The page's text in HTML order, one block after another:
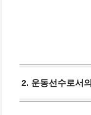
2. 운동선수로서